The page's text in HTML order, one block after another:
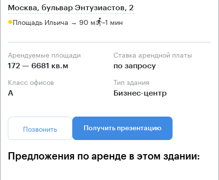
Москва, бульвар Энтузиастов, 2
Площадь Ильича → 90 м ~1 мин
Арендуемые площади
172 — 6681 кв.м
Ставка арендной платы
по запросу
Класс офисов
А
Тип здания
Бизнес-центр
Позвонить Получить презентацию
Предложения по аренде в этом здании: